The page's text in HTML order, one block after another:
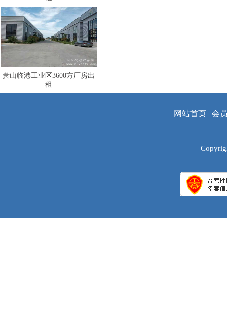
萧山临港工业区3600方厂房出
租
网站首页 | 会